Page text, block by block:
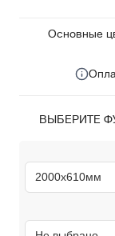
Основные
ВЫБЕРИТЕ